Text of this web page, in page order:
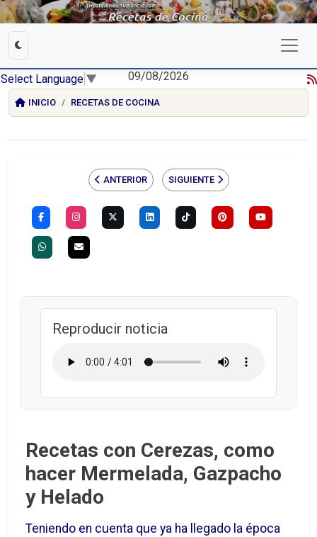
Select Language ▼ 09/08/2026
INICIO RECETAS DE COCINA
ANTERIOR SIGUIENTE
Reproducir noticia
Recetas con Cerezas, como
hacer Mermelada, Gazpacho
y Helado
Teniendo en cuenta que ya ha llegado la época